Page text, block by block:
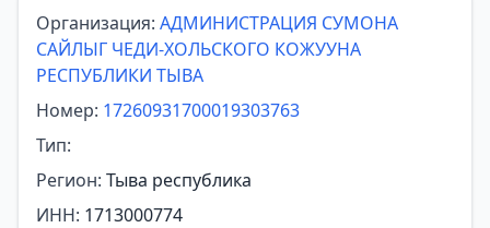
Организация: АДМИНИСТРАЦИЯ СУМОНА
САЙЛЫГ ЧЕДИ-ХОЛЬСКОГО КОЖУУНА
РЕСПУБЛИКИ ТЫВА
Номер: 17260931700019303763
Тип:
Регион: Тыва республика
ИНН: 1713000774